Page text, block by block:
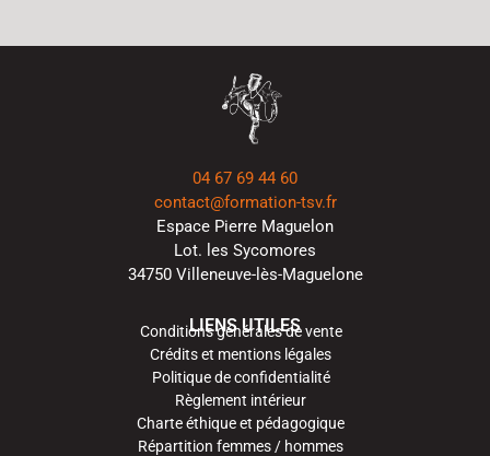
04 67 69 44 60
contact@formation-tsv.fr
Espace Pierre Maguelon
Lot. les Sycomores
34750 Villeneuve-lès-Maguelone
LIENS UTILES
Conditions générales de vente
Crédits et mentions légales
Politique de confidentialité
Règlement intérieur
Charte éthique et pédagogique
Répartition femmes / hommes